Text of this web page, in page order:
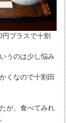
プラスで十割
うのは少し悩み
くなので十割田
が、食べてみれ